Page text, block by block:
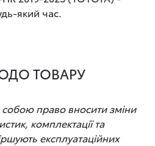
який час.
ТОВАРУ
право вносити зміни
комплектації та
експлуатаційних